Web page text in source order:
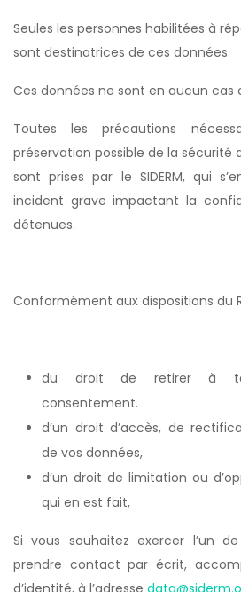
Seules les personnes habilitées à
sont destinatrices de ces données.
Ces données ne sont en aucun cas
Toutes les précautions
préservation possible de la sécurité
sont prises par le SIDERM, qui
incident grave impactant la
détenues.
Conformément aux dispositions du
du droit de retirer à
consentement.
d’un droit d’accès, de
de vos données,
d’un droit de limitation ou
qui en est fait,
Si vous souhaitez exercer l’un
prendre contact par écrit,
d’identité, à l’adresse